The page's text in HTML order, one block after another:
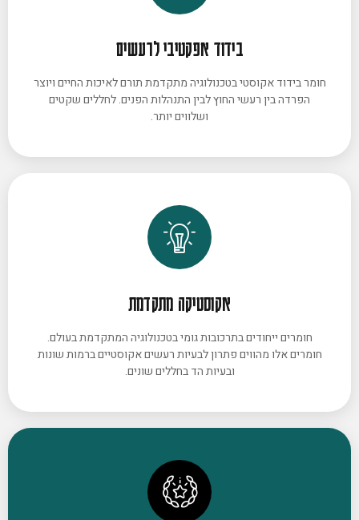
בידוד אפקטיבי לרעשים
חומר בידוד אקוסטי בטכנולוגיה מתקדמת תורם לאיכות החיים ויוצר
הפרדה בין רעשי החוץ לבין התנהלות הפנים. לחללים שקטים
ושלווים יותר.
אקוסטיקה מתקדמת
חומרים ייחודים בתרכובות גומי בטכנולוגיה המתקדמת בעולם.
חומרים אלו מהווים פתרון לבעיות רעשים אקוסטיים ברמות שונות
ובעיות הד בחללים שונים.